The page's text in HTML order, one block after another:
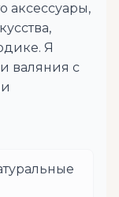
аксессуары,
Я
валяния с